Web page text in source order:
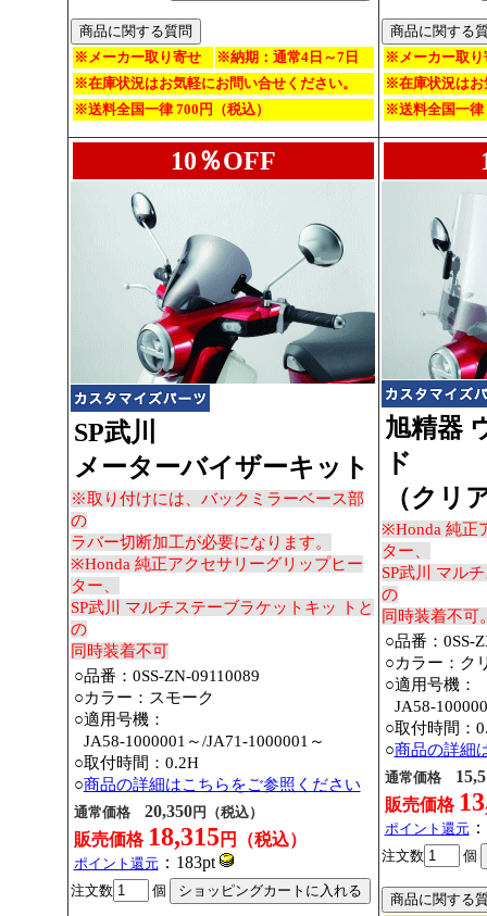
※メーカー取り寄せ
※納期：通常4日～7日
※在庫状況はお気軽にお問い合せください。
※送料全国一律 700円（税込）
※メーカー取り
※在庫状況はお
※送料全国一律
10％OFF
SP武川
メーターバイザーキット
※取り付けには、バックミラーベース部
の
ラバー切断加工が必要になります。
※Honda 純正アクセサリーグリップヒー
ター、
SP武川 マルチステーブラケットキッ トと
の
同時装着不可
○品番：0SS-ZN-09110089
○カラー：スモーク
○適用号機：
JA58-1000001～/JA71-1000001～
○取付時間：0.2H
○商品の詳細はこちらをご参照ください
通常価格 20,350円（税込）
販売価格 18,315円（税込）
ポイント還元：183pt
注文数 個
旭精器
ド
（クリ
※Honda 純正
ター、
SP武川 マル
の
同時装着不可
○品番：0SS-
○カラー：ク
○適用号機：
JA58-
○取付時間：
○商品の詳細
通常価格
販売価格
ポイント還元
注文数 個